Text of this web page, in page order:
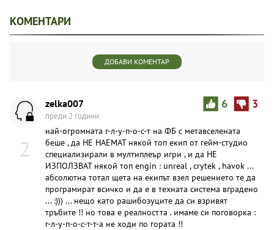
КОМЕНТАРИ
ДОБАВИ КОМЕНТАР
2
6 3
zelka007
преди 2 години
най-огромната г-л-у-п-о-с-т на ФБ с метавселената
беше , да НЕ НАЕМАТ някой топ екип от гейм-студио
специализирали в мултиплеър игри , и да НЕ
ИЗПОЛЗВАТ някой топ engin : unreal , crytek , havok ...
абсолютна тотал щета на екипът взел решението те да
програмират всичко и да е в техната система вградено
... :))) ... нещо като рашибозуците да си взривят
тръбите !! но това е реалността . имаме си поговорка :
г-л-у-п-о-с-т-т-а не ходи по гората !!